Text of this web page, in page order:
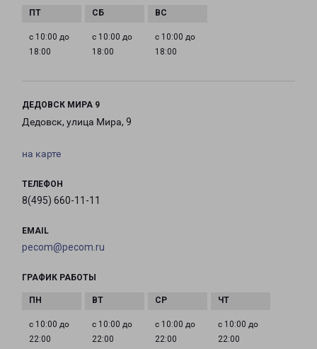
с 10:00 до
18:00
с 10:00 до
18:00
с 10:00 до
18:00
ДЕДОВСК МИРА 9
Дедовск, улица Мира, 9
на карте
ТЕЛЕФОН
8(495) 660-11-11
EMAIL
pecom@pecom.ru
ГРАФИК РАБОТЫ
с 10:00 до
22:00
с 10:00 до
22:00
с 10:00 до
22:00
с 10:00 до
22:00